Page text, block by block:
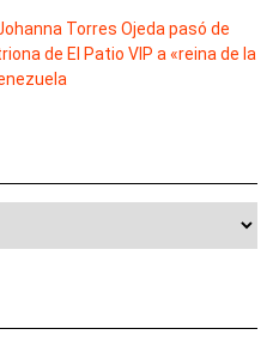
Torres Ojeda pasó de
de El Patio VIP a «reina de la